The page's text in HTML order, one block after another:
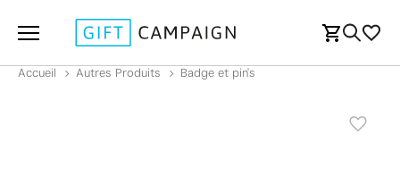
Accueil Autres Produits Badge et pin's